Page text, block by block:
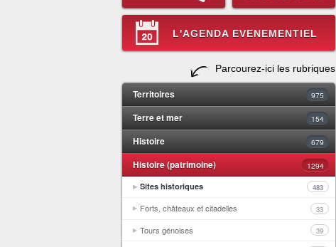
L'AGENDA EVENEMENTIEL
Parcourez-ici les rubriques
Territoires 975
Terre et mer 154
Histoire 679
Histoire (patrimoine)
1294
Sites historiques
483
Forts, châteaux et citadelles 33
Tours génoises 39